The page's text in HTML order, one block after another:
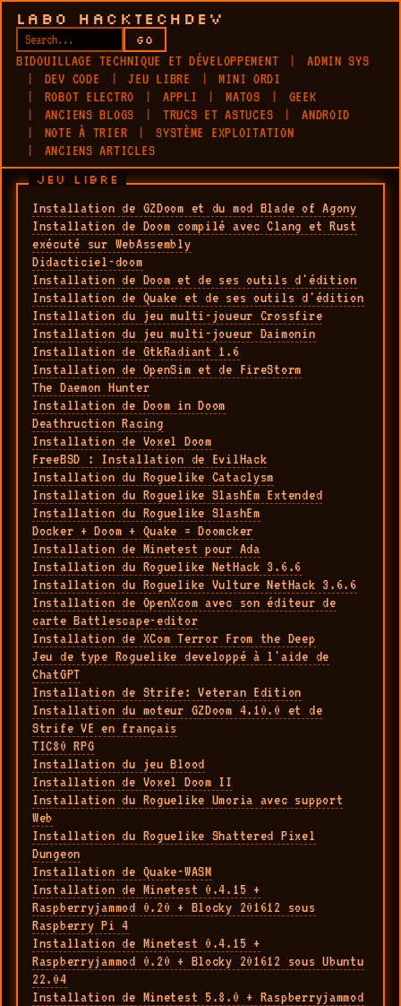
LABO HACKTECHDEV
GO
BIDOUILLAGE TECHNIQUE ET DÉVELOPPEMENT
ADMIN SYS
DEV CODE
JEU LIBRE
MINI ORDI
ROBOT ELECTRO
APPLI MATOS
GEEK
ANCIENS BLOGS
TRUCS ET ASTUCES
ANDROID
NOTE À TRIER
SYSTÈME EXPLOITATION
ANCIENS ARTICLES
JEU LIBRE
Installation de GZDoom et du mod Blade of Agony
Installation de Doom compilé avec Clang et Rust
exécuté sur WebAssembly
Didacticiel-doom
Installation de Doom et de ses outils d'édition
Installation de Quake et de ses outils d'édition
Installation du jeu multi-joueur Crossfire
Installation du jeu multi-joueur Daimonin
Installation de GtkRadiant 1.6
Installation de OpenSim et de FireStorm
The Daemon Hunter
Installation de Doom in Doom
Deathruction Racing
Installation de Voxel Doom
FreeBSD : Installation de EvilHack
Installation du Roguelike Cataclysm
Installation du Roguelike SlashEm Extended
Installation du Roguelike SlashEm
Docker + Doom + Quake = Doomcker
Installation de Minetest pour Ada
Installation du Roguelike NetHack 3.6.6
Installation du Roguelike Vulture NetHack 3.6.6
Installation de OpenXcom avec son éditeur de
carte Battlescape-editor
Installation de XCom Terror From the Deep
Jeu de type Roguelike developpé à l'aide de
ChatGPT
Installation de Strife: Veteran Edition
Installation du moteur GZDoom 4.10.0 et de
Strife VE en français
TIC80 RPG
Installation du jeu Blood
Installation de Voxel Doom II
Installation du Roguelike Umoria avec support
Web
Installation du Roguelike Shattered Pixel
Dungeon
Installation de Quake-WASM
Installation de Minetest 0.4.15 +
Raspberryjammod 0.20 + Blocky 201612 sous
Raspberry Pi 4
Installation de Minetest 0.4.15 +
Raspberryjammod 0.20 + Blocky 201612 sous Ubuntu
22.04
Installation de Minetest 5.8.0 + Raspberryjammod